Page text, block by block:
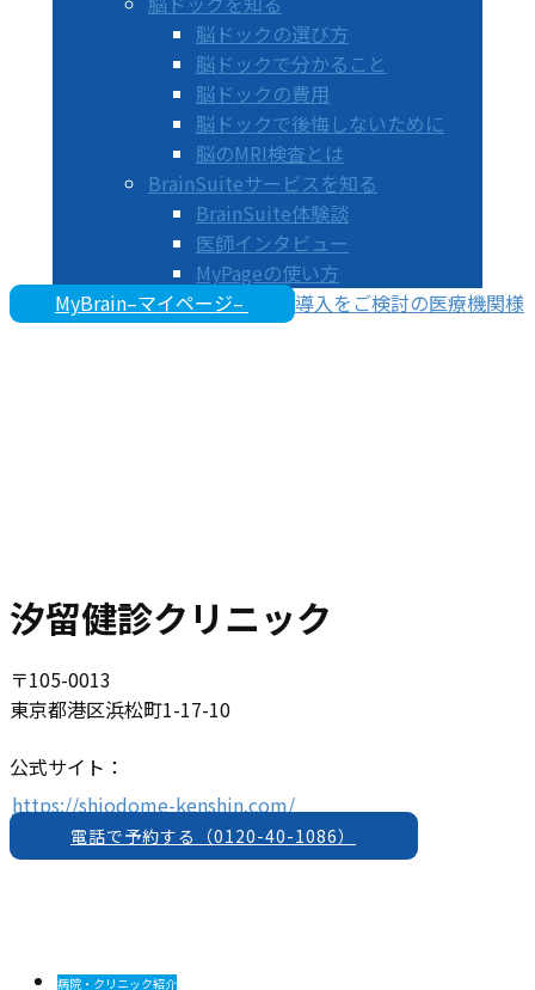
脳ドックの選び方
脳ドックで分かること
脳ドックの費用
脳ドックで後悔しないために
脳のMRI検査とは
BrainSuiteサービスを知る
BrainSuite体験談
医師インタビュー
MyPageの使い方
MyBrain–マイページ–
導入をご検討の医療機関様
汐留健診クリニック
〒105-0013
東京都港区浜松町1-17-10
公式サイト：
https://shiodome-kenshin.com/
電話で予約する（0120-40-1086）
病院・クリニック紹介